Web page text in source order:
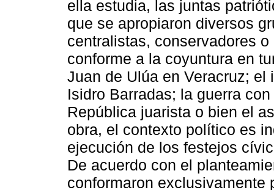
ella estudia, las juntas
que se apropiaron diversos
centralistas, conservadores
conforme a la coyuntura en
Juan de Ulúa en Veracruz;
Isidro Barradas; la guerra
República juarista o bien el
obra, el contexto político es
ejecución de los festejos
De acuerdo con el
conformaron